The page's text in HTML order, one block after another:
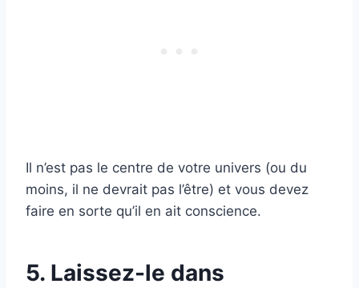
Il n’est pas le centre de votre univers (ou du
moins, il ne devrait pas l’être) et vous devez
faire en sorte qu’il en ait conscience.
5. Laissez-le dans